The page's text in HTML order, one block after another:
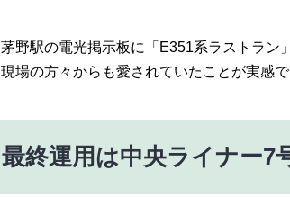
茅野駅の電光掲示板に「E351系ラストラン
現場の方々からも愛されていたことが実感
最終運用は中央ライナー7